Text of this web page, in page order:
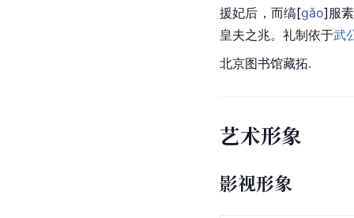
援妃后，而缟[gǎo] 服
皇夫之兆。礼制依于武
北京图书馆藏拓.
艺术形象
影视形象